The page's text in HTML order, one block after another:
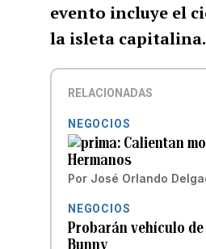
evento incluye el
la isleta capitalina.
RELACIONADAS
NEGOCIOS
Calientan
Hermanos
Por José Orlando
NEGOCIOS
Probarán vehículo
Bunny